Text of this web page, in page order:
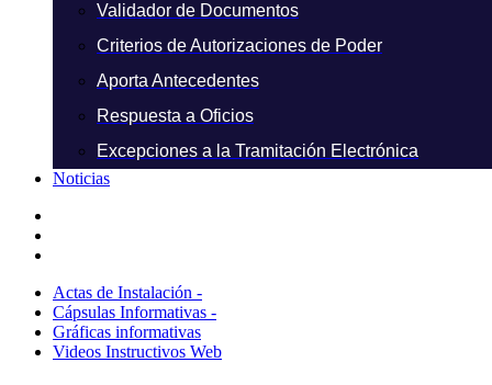
Validador de Documentos
Criterios de Autorizaciones de Poder
Aporta Antecedentes
Respuesta a Oficios
Excepciones a la Tramitación Electrónica
Noticias
Actas de Instalación -
Cápsulas Informativas -
Gráficas informativas
Videos Instructivos Web